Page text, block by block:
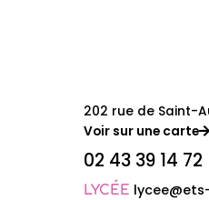
202 rue de Saint-
Voir sur une carte
02 43 39 14 72
LYCÉE